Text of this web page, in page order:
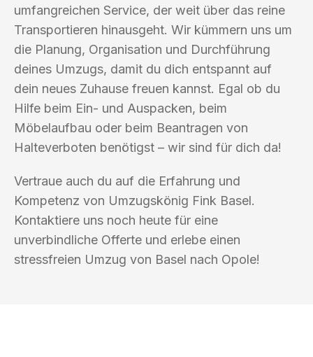
umfangreichen Service, der weit über das reine
Transportieren hinausgeht. Wir kümmern uns um
die Planung, Organisation und Durchführung
deines Umzugs, damit du dich entspannt auf
dein neues Zuhause freuen kannst. Egal ob du
Hilfe beim Ein- und Auspacken, beim
Möbelaufbau oder beim Beantragen von
Halteverboten benötigst – wir sind für dich da!
Vertraue auch du auf die Erfahrung und
Kompetenz von Umzugskönig Fink Basel.
Kontaktiere uns noch heute für eine
unverbindliche Offerte und erlebe einen
stressfreien Umzug von Basel nach Opole!